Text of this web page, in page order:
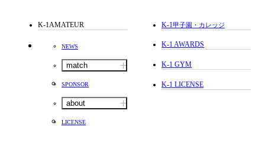
K-1AMATEUR
NEWS
match
SPONSOR
about
LICENSE
K-1甲子園・カレッジ
K-1 AWARDS
K-1 GYM
K-1 LICENSE